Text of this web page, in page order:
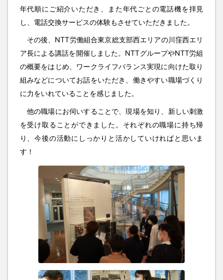
年代順にご紹介いただき、また年代ごとの電話機を拝見
し、電話交換サービスの体験もさせていただきました。
その後、NTT労働組合東京総支部西エリアの川窪西エリ
ア長による講話を開催しました。NTTグループやNTT労組
の概要をはじめ、ワークライフバランス実現に向けた取り
組みなどについてお話をいただき、働きやすい職場づくり
に力をいれていることを感じました。
他の職場にお伺いすることで、現場を知り、新しい刺激
を受け取ることができました。それぞれの職場に持ち帰
り、今後の活動にしっかりと活かしていければと思いま
す！